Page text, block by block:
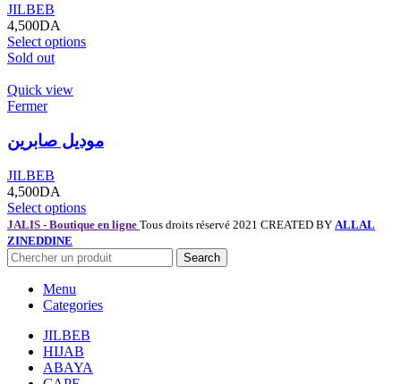
JILBEB
4,500DA
Select options
Sold out
Quick view
Fermer
موديل صابرين
JILBEB
4,500DA
Select options
JALIS - Boutique en ligne Tous droits réservé 2021 CREATED BY ALLAL
ZINEDDINE
Search
Menu
Categories
JILBEB
HIJAB
ABAYA